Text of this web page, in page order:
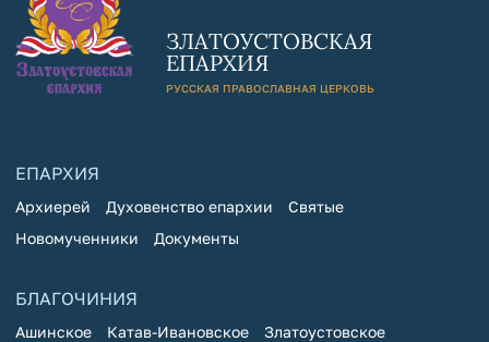
ЗЛАТОУСТОВСКАЯ
ЕПАРХИЯ
РУССКАЯ ПРАВОСЛАВНАЯ ЦЕРКОВЬ
ЕПАРХИЯ
Архиерей Духовенство епархии
Святые
Новомученники
Документы
БЛАГОЧИНИЯ
Ашинское Катав-Ивановское
Златоустовское